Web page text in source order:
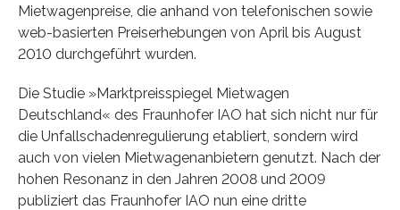
Mietwagenpreise, die anhand von telefonischen sowie
web-basierten Preiserhebungen von April bis August
2010 durchgeführt wurden.
Die Studie »Marktpreisspiegel Mietwagen
Deutschland« des Fraunhofer IAO hat sich nicht nur für
die Unfallschadenregulierung etabliert, sondern wird
auch von vielen Mietwagenanbietern genutzt. Nach der
hohen Resonanz in den Jahren 2008 und 2009
publiziert das Fraunhofer IAO nun eine dritte